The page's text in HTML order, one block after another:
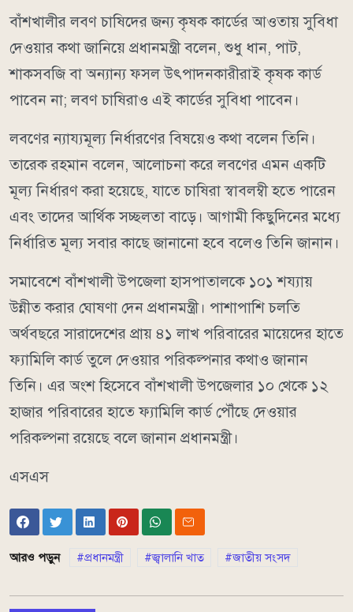
বাঁশখালীর লবণ চাষিদের জন্য কৃষক কার্ডের আওতায় সুবিধা
দেওয়ার কথা জানিয়ে প্রধানমন্ত্রী বলেন, শুধু ধান, পাট,
শাকসবজি বা অন্যান্য ফসল উৎপাদনকারীরাই কৃষক কার্ড
পাবেন না; লবণ চাষিরাও এই কার্ডের সুবিধা পাবেন।
লবণের ন্যায্যমূল্য নির্ধারণের বিষয়েও কথা বলেন তিনি।
তারেক রহমান বলেন, আলোচনা করে লবণের এমন একটি
মূল্য নির্ধারণ করা হয়েছে, যাতে চাষিরা স্বাবলম্বী হতে পারেন
এবং তাদের আর্থিক সচ্ছলতা বাড়ে। আগামী কিছুদিনের মধ্যে
নির্ধারিত মূল্য সবার কাছে জানানো হবে বলেও তিনি জানান।
সমাবেশে বাঁশখালী উপজেলা হাসপাতালকে ১০১ শয্যায়
উন্নীত করার ঘোষণা দেন প্রধানমন্ত্রী। পাশাপাশি চলতি
অর্থবছরে সারাদেশের প্রায় ৪১ লাখ পরিবারের মায়েদের হাতে
ফ্যামিলি কার্ড তুলে দেওয়ার পরিকল্পনার কথাও জানান
তিনি। এর অংশ হিসেবে বাঁশখালী উপজেলার ১০ থেকে ১২
হাজার পরিবারের হাতে ফ্যামিলি কার্ড পৌঁছে দেওয়ার
পরিকল্পনা রয়েছে বলে জানান প্রধানমন্ত্রী।
এসএস
আরও পড়ুন প্রধানমন্ত্রী জ্বালানি খাত জাতীয় সংসদ